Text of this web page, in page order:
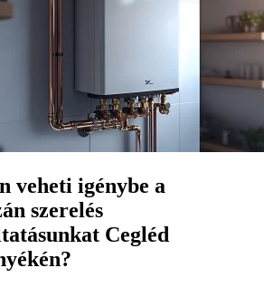
veheti igénybe a
szerelés
Cegléd